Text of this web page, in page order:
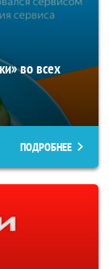
во всех
ПОДРОБНЕЕ